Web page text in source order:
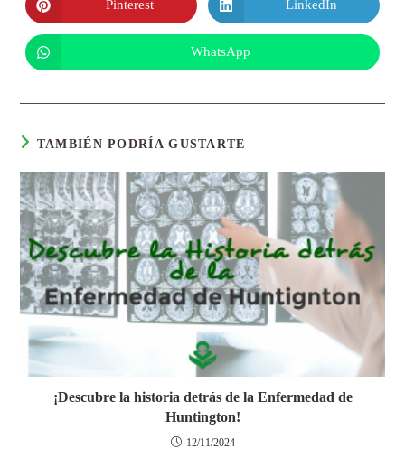
Pinterest LinkedIn
WhatsApp
TAMBIÉN PODRÍA GUSTARTE
¡Descubre la historia detrás de la Enfermedad de
Huntington!
12/11/2024